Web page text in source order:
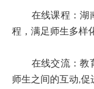
在线课程：湖南
程，满足师生多样
在线交流：教育
师生之间的互动,促